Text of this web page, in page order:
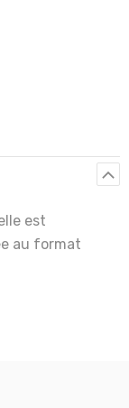
est
au format